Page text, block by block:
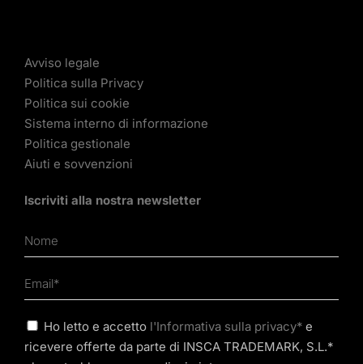
Avviso legale
Politica sulla Privacy
Politica sui cookie
Sistema interno di informazione
Politica gestionale
Aiuti e sovvenzioni
Iscriviti alla nostra newsletter
Ho letto e accetto l'Informativa sulla privacy* e
ricevere offerte da parte di INSCA TRADEMARK, S.L.*